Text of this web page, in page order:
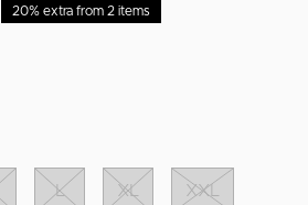
20% extra from 2 items
L XL XXL